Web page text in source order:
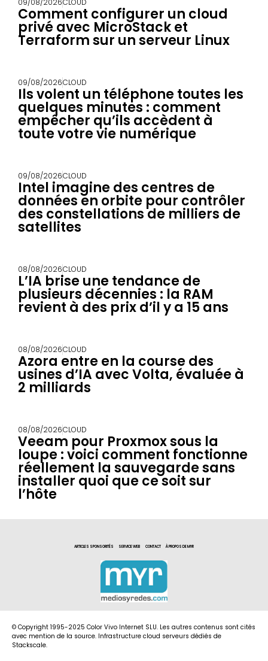
09/08/2026CLOUD
Comment configurer un cloud
privé avec MicroStack et
Terraform sur un serveur Linux
09/08/2026CLOUD
Ils volent un téléphone toutes les
quelques minutes : comment
empêcher qu’ils accèdent à
toute votre vie numérique
09/08/2026CLOUD
Intel imagine des centres de
données en orbite pour contrôler
des constellations de milliers de
satellites
08/08/2026CLOUD
L’IA brise une tendance de
plusieurs décennies : la RAM
revient à des prix d’il y a 15 ans
08/08/2026CLOUD
Azora entre en la course des
usines d’IA avec Volta, évaluée à
2 milliards
08/08/2026CLOUD
Veeam pour Proxmox sous la
loupe : voici comment fonctionne
réellement la sauvegarde sans
installer quoi que ce soit sur
l’hôte
ARTICLES SPONSORITÉS SERVICE WEB CONTACT À PROPOS DE MYR
© Copyright 1995-2025 Color Vivo Internet SLU. Les autres contenus sont cités
avec mention de la source. Infrastructure cloud serveurs dédiés de
Stackscale.